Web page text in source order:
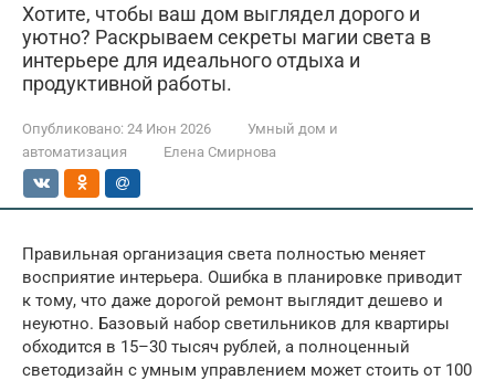
Хотите, чтобы ваш дом выглядел дорого и
уютно? Раскрываем секреты магии света в
интерьере для идеального отдыха и
продуктивной работы.
Опубликовано: 24 Июн 2026
Умный дом и
автоматизация
Елена Смирнова
Правильная организация света полностью меняет
восприятие интерьера. Ошибка в планировке приводит
к тому, что даже дорогой ремонт выглядит дешево и
неуютно. Базовый набор светильников для квартиры
обходится в 15–30 тысяч рублей, а полноценный
светодизайн с умным управлением может стоить от 100